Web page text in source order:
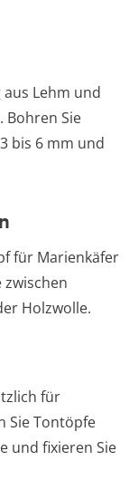
Lehm und
Bohren Sie
bis 6 mm und
für Marienkäfer
zwischen
Holzwolle.
für
Sie Tontöpfe
und fixieren Sie